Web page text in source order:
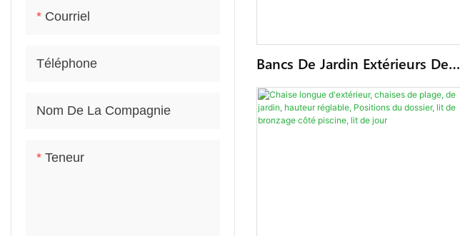
Courriel
Téléphone
Nom De La Compagnie
Teneur
Bancs De Jardin Extérieurs De
De Piscine En Aluminium, Chaise
Longue D'extérieur, Lit De Jour